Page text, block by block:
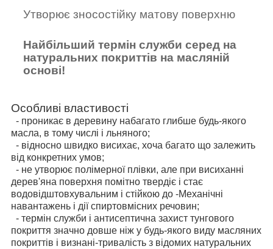
Утворює зносостійку матову поверхню
Найбільший термін служби серед на
натуральних покриттів на масляній
основі!
Особливі властивості
- проникає в деревину набагато глибше будь-якого
масла, в тому числі і льняного;
- відносно швидко висихає, хоча багато що залежить
від конкретних умов;
- не утворює полімерної плівки, але при висиханні
дерев'яна поверхня помітно твердіє і стає
водовідштовхувальним і стійкою до -Механічні
навантажень і дії спиртовмісних речовин;
- термін служби і антисептична захист тунгового
покриття значно довше ніж у будь-якого виду масляних
покриттів і визнані-тривалість з відомих натуральних